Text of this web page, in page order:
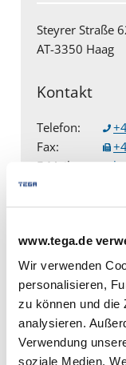
www.tega.de
Wir verwenden
personalisieren,
zu können und die
analysieren.
Verwendung
soziale Medien,
Steyrer Straße
AT-3350 Haag
Kontakt
Telefon:
Fax:
E-Mail:
Service-
Montag -
- 16:00 Uhr
Freitag von